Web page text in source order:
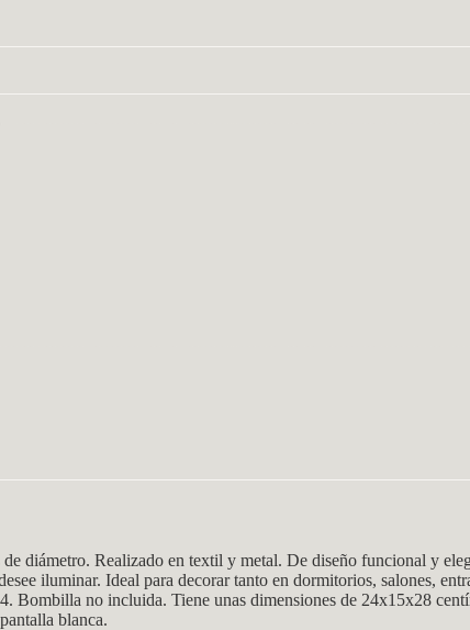
diámetro. Realizado en textil y metal. De diseño funcional y
iluminar. Ideal para decorar tanto en dormitorios, salones,
Bombilla no incluida. Tiene unas dimensiones de 24x15x28
blanca.